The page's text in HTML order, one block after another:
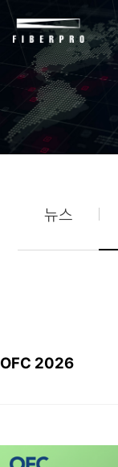
뉴스
OFC 2026